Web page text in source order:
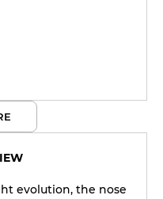
evolution, the nose